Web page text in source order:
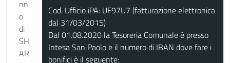
nn
o
di
SH
AR
Cod. Ufficio iPA: UF97U7 (fatturazione elettronica
dal 31/03/2015)
Dal 01.08.2020 la Tesoreria Comunale è presso
Intesa San Paolo e il numero di IBAN dove fare i
bonifici è il seguente: